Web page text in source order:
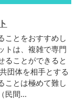
ことをおすすめし
トは、複雑で専門
ることができると
団体を相手とする
ことは極めて難し
民間...